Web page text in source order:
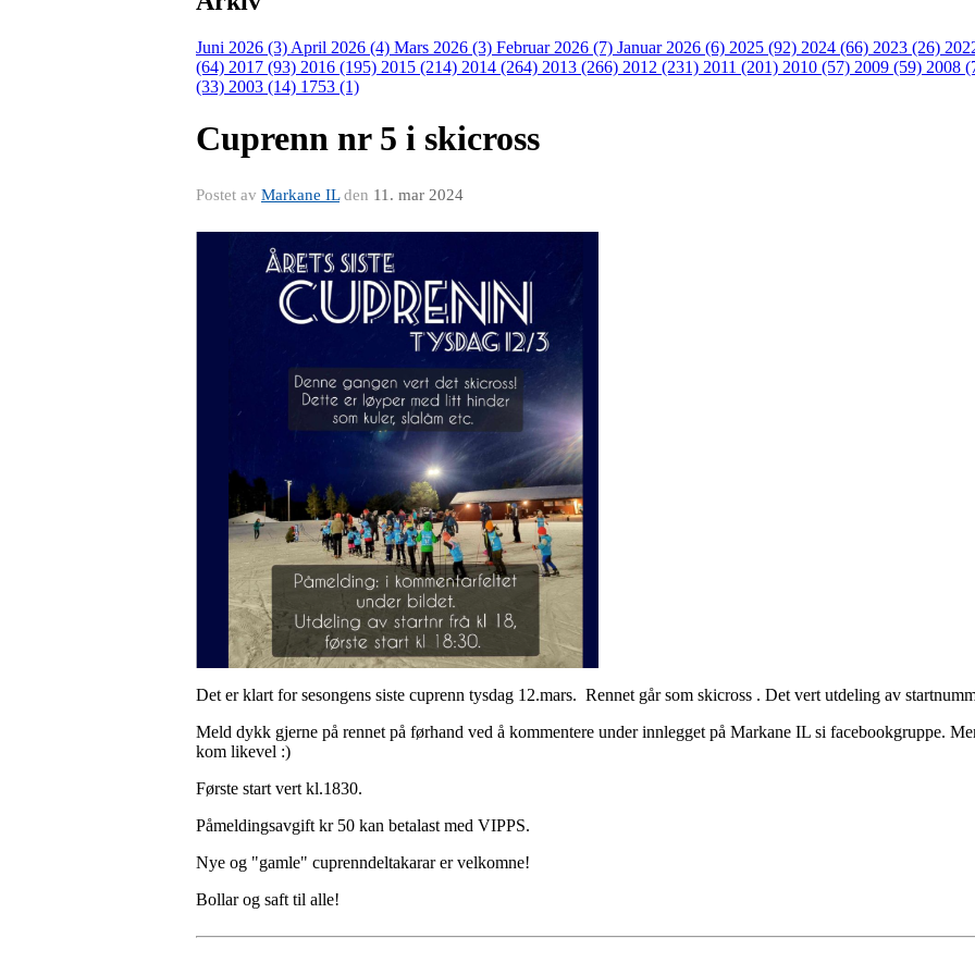
Juni 2026 (3) April 2026 (4) Mars 2026 (3) Februar 2026 (7) Januar 2026 (6) 2025 (92) 2024 (66) 2023 (26)
(64) 2017 (93) 2016 (195) 2015 (214) 2014 (264) 2013 (266) 2012 (231) 2011 (201) 2010 (57) 2009 (59) 2008
(33) 2003 (14) 1753 (1)
Cuprenn nr 5 i skicross
Postet av Markane ILden 11. mar 2024
Det er klart for sesongens siste cuprenn tysdag 12.mars. Rennet går som skicross . Det vert utdeling av
Meld dykk gjerne på rennet på førhand ved å kommentere under innlegget på Markane IL si facebookgruppe.
kom likevel :)
Første start vert kl.1830.
Påmeldingsavgift kr 50 kan betalast med VIPPS.
Nye og "gamle" cuprenndeltakarar er velkomne!
Bollar og saft til alle!